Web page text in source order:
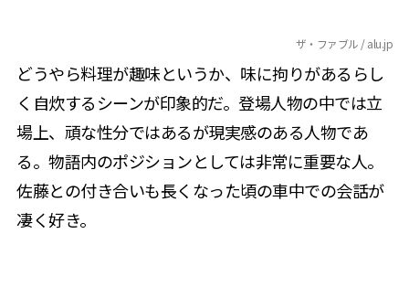
ザ・ファブル / alu.jp
どうやら料理が趣味というか、味に拘りがあるらし
く自炊するシーンが印象的だ。登場人物の中では立
場上、頑な性分ではあるが現実感のある人物であ
る。物語内のポジションとしては非常に重要な人。
佐藤との付き合いも長くなった頃の車中での会話が
凄く好き。